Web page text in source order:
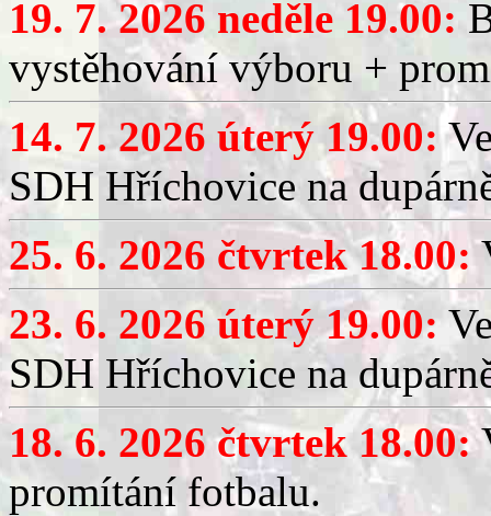
19. 7. 2026 neděle 19.00:
vystěhování výboru +
14. 7. 2026 úterý 19.00:
SDH Hříchovice na
25. 6. 2026 čtvrtek 18.00:
23. 6. 2026 úterý 19.00:
SDH Hříchovice na
18. 6. 2026 čtvrtek 18.00:
promítání fotbalu.